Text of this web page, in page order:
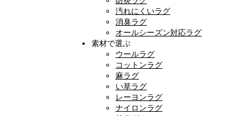
汚れにくいラグ
消臭ラグ
オールシーズン対応ラグ
素材で選ぶ
ウールラグ
コットンラグ
麻ラグ
い草ラグ
レーヨンラグ
ナイロンラグ